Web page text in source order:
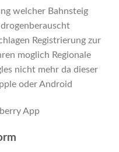
welcher Bahnsteig
Registrierung zur
moglich Regionale
nicht mehr da dieser
oder Android
App